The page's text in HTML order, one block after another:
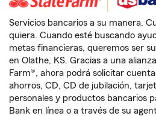
Servicios bancarios a su manera.
quiera. Cuando esté buscando
metas financieras, queremos ser
en Olathe, KS. Gracias a una
Farm®, ahora podrá solicitar
ahorros, CD, CD de jubilación,
personales y productos bancarios
Bank en línea o a través de su